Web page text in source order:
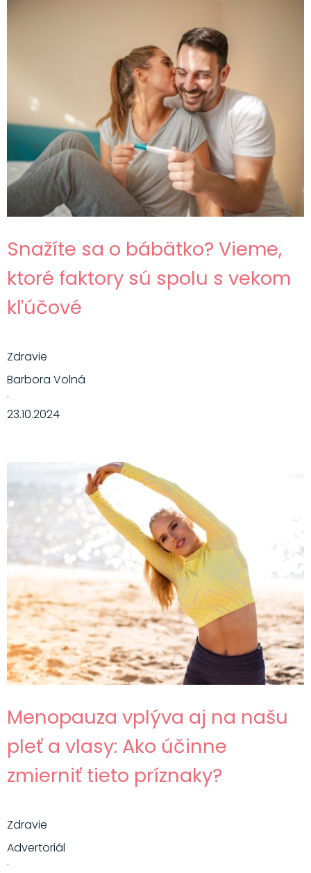
Snažíte sa o bábätko? Vieme,
ktoré faktory sú spolu s vekom
kľúčové
Zdravie
Barbora Volná
·
23.10.2024
Menopauza vplýva aj na našu
pleť a vlasy: Ako účinne
zmierniť tieto príznaky?
Zdravie
Advertoriál
·